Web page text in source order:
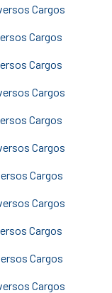
Cargos
Cargos
Cargos
Cargos
Cargos
Cargos
Cargos
Cargos
Cargos
Cargos
Cargos